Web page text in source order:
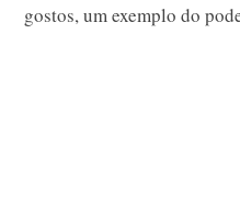
gostos, um exemplo do